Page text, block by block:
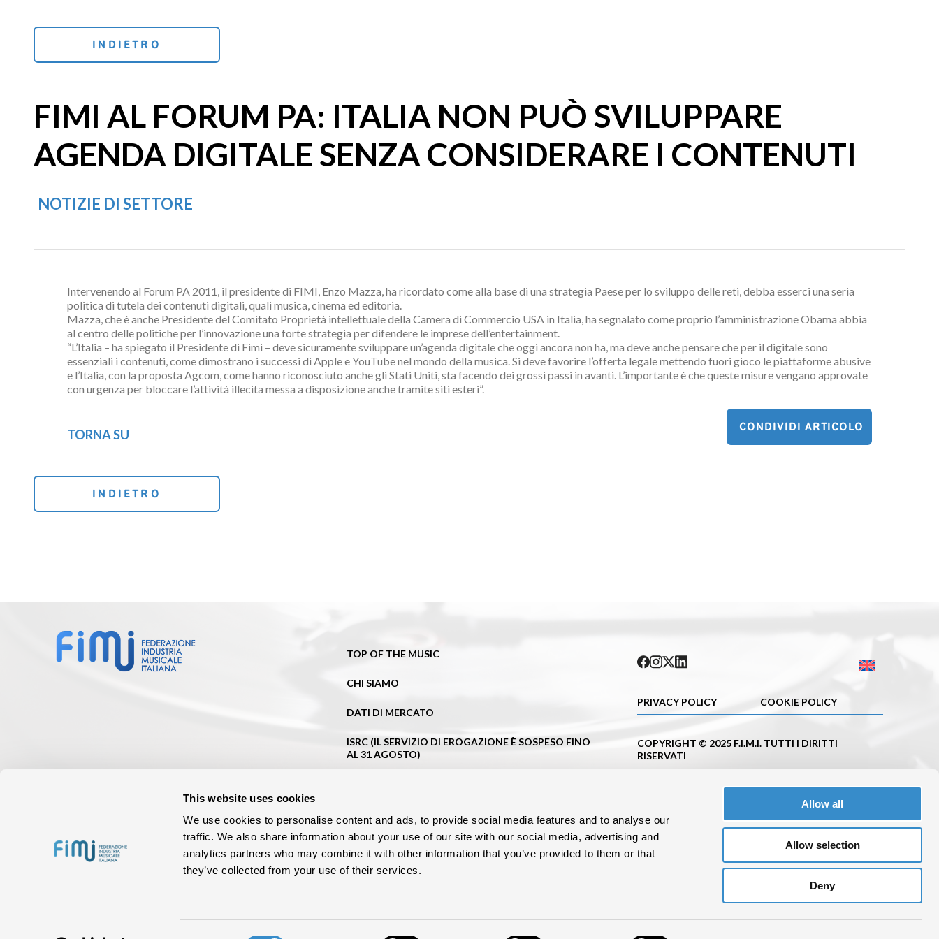
This website uses cookies
We use cookies to personalise content and ads, to provide social media features and to analyse our
traffic. We also share information about your use of our site with our social media, advertising and
analytics partners who may combine it with other information that you’ve provided to them or that
they’ve collected from your use of their services.
Allow all
Allow selection
Deny
INDIETRO
FIMI AL FORUM PA: ITALIA NON PUÒ SVILUPPARE
AGENDA DIGITALE SENZA CONSIDERARE I CONTENUTI
NOTIZIE DI SETTORE
Intervenendo al Forum PA 2011, il presidente di FIMI, Enzo Mazza, ha ricordato come alla base di una strategia Paese per lo sviluppo delle reti, debba esserci una seria
politica di tutela dei contenuti digitali, quali musica, cinema ed editoria.
Mazza, che è anche Presidente del Comitato Proprietà intellettuale della Camera di Commercio USA in Italia, ha segnalato come proprio l’amministrazione Obama abbia
al centro delle politiche per l’innovazione una forte strategia per difendere le imprese dell’entertainment.
“L’Italia – ha spiegato il Presidente di Fimi – deve sicuramente sviluppare un’agenda digitale che oggi ancora non ha, ma deve anche pensare che per il digitale sono
essenziali i contenuti, come dimostrano i successi di Apple e YouTube nel mondo della musica. Si deve favorire l’offerta legale mettendo fuori gioco le piattaforme abusive
e l’Italia, con la proposta Agcom, come hanno riconosciuto anche gli Stati Uniti, sta facendo dei grossi passi in avanti. L’importante è che queste misure vengano approvate
con urgenza per bloccare l’attività illecita messa a disposizione anche tramite siti esteri”.
TORNA SU
CONDIVIDI ARTICOLO
INDIETRO
TOP OF THE MUSIC
CHI SIAMO
DATI DI MERCATO
ISRC (IL SERVIZIO DI EROGAZIONE È SOSPESO FINO
AL 31 AGOSTO)
CONTATTI
PRIVACY POLICY COOKIE POLICY
COPYRIGHT © 2025 F.I.M.I. TUTTI I DIRITTI
RISERVATI
C. F.10695620152 P.IVA 08288100962